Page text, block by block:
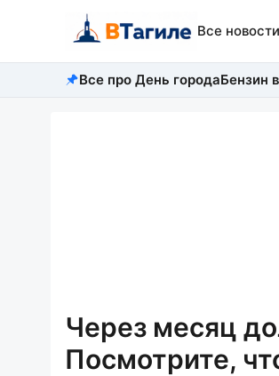
Все новости
Все про День городаБензин
Через месяц
Посмотрите,